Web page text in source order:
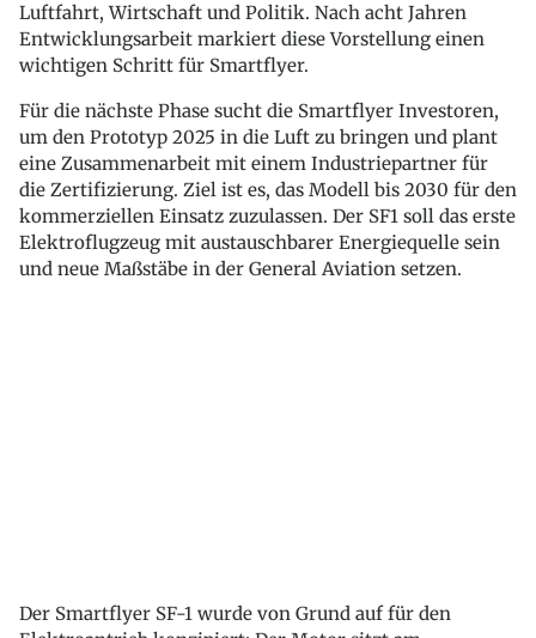
Luftfahrt, Wirtschaft und Politik. Nach acht Jahren
Entwicklungsarbeit markiert diese Vorstellung einen
wichtigen Schritt für Smartflyer.
Für die nächste Phase sucht die Smartflyer Investoren,
um den Prototyp 2025 in die Luft zu bringen und plant
eine Zusammenarbeit mit einem Industriepartner für
die Zertifizierung. Ziel ist es, das Modell bis 2030 für den
kommerziellen Einsatz zuzulassen. Der SF1 soll das erste
Elektroflugzeug mit austauschbarer Energiequelle sein
und neue Maßstäbe in der General Aviation setzen.
Der Smartflyer SF-1 wurde von Grund auf für den